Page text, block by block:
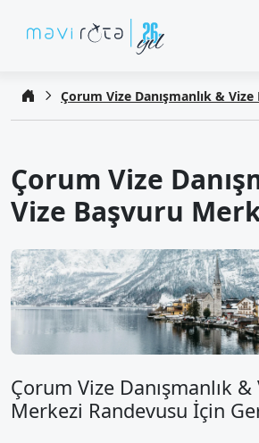
Çorum Vize Danışmanlık &
Çorum Vize
Vize Başvuru
Çorum Vize Danışmanlık
Merkezi Randevusu İçin